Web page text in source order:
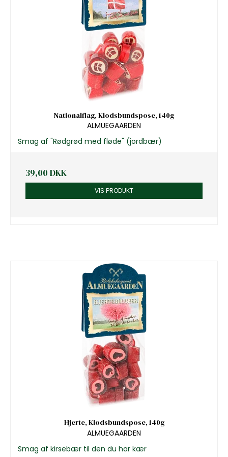
Nationalflag, Klodsbundspose, 140g
ALMUEGAARDEN
Smag af "Rødgrød med fløde" (jordbær)
39,00 DKK
VIS PRODUKT
Hjerte, Klodsbundspose, 140g
ALMUEGAARDEN
Smag af kirsebær til den du har kær